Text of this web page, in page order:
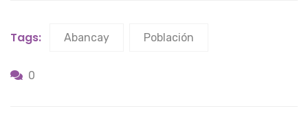
Tags: Abancay Población
0